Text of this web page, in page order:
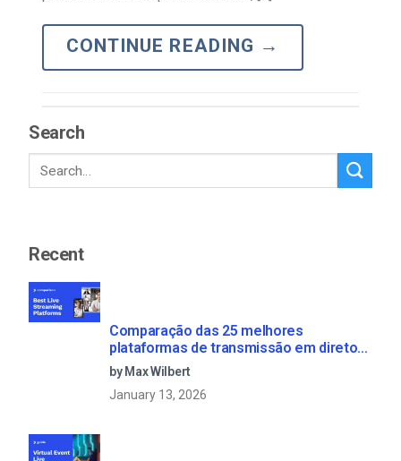
CONTINUE READING →
Search
Recent
Comparação das 25 melhores
plataformas de transmissão em direto
em 2025
by Max Wilbert
January 13, 2026